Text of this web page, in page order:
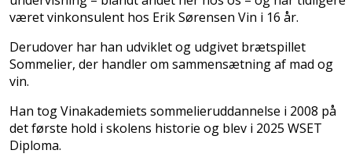
været vinkonsulent hos Erik Sørensen Vin i 16 år.
Derudover har han udviklet og udgivet brætspillet
Sommelier, der handler om sammensætning af mad og
vin.
Han tog Vinakademiets sommelieruddannelse i 2008 på
det første hold i skolens historie og blev i 2025 WSET
Diploma.